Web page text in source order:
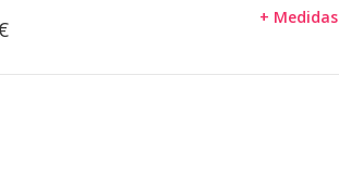
+ Medidas